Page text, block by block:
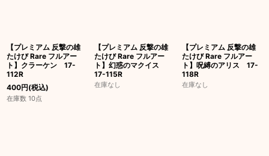
【プレミアム 反撃の雄
たけび Rare フルアー
ト】クラーケン 17-
112R
400円(税込)
在庫数 10点
【プレミアム 反撃の雄
たけび Rare フルアー
ト】幻惑のマクイス
17-115R
在庫なし
【プレミアム 反撃の雄
たけび Rare フルアー
ト】呪縛のアリス 17-
118R
在庫なし